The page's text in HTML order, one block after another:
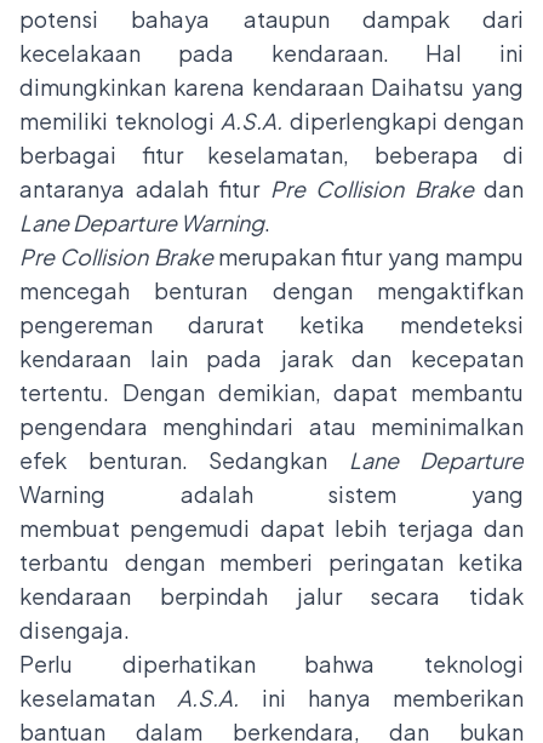
potensi bahaya ataupun dampak dari
kecelakaan pada kendaraan. Hal ini
dimungkinkan karena kendaraan Daihatsu yang
memiliki teknologi A.S.A. diperlengkapi dengan
berbagai fitur keselamatan, beberapa di
antaranya adalah fitur Pre Collision Brakedan
Lane Departure Warning.
Pre Collision Brakemerupakan fitur yang mampu
mencegah benturan dengan mengaktifkan
pengereman darurat ketika mendeteksi
kendaraan lain pada jarak dan kecepatan
tertentu. Dengan demikian, dapat membantu
pengendara menghindari atau meminimalkan
efek benturan. Sedangkan
Lane Departure
Warning adalah sistem yang
membuat pengemudi dapat lebih terjaga dan
terbantu dengan memberi peringatan ketika
kendaraan berpindah jalur secara tidak
disengaja.
Perlu diperhatikan bahwa teknologi
keselamatan A.S.A.
ini hanya memberikan
bantuan dalam berkendara, dan bukan